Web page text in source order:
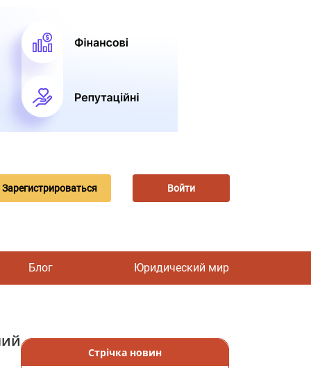
Зарегистрироваться Войти
Блог Юридический мир
Стрічка новин